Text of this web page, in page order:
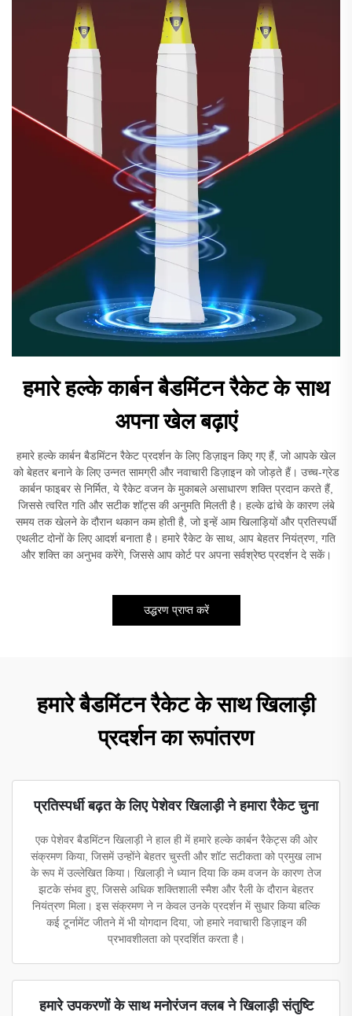
हमारे हल्के कार्बन बैडमिंटन रैकेट के साथ
अपना खेल बढ़ाएं
हमारे हल्के कार्बन बैडमिंटन रैकेट प्रदर्शन के लिए डिज़ाइन किए गए हैं, जो आपके खेल
को बेहतर बनाने के लिए उन्नत सामग्री और नवाचारी डिज़ाइन को जोड़ते हैं। उच्च-ग्रेड
कार्बन फाइबर से निर्मित, ये रैकेट वजन के मुकाबले असाधारण शक्ति प्रदान करते हैं,
जिससे त्वरित गति और सटीक शॉट्स की अनुमति मिलती है। हल्के ढांचे के कारण लंबे
समय तक खेलने के दौरान थकान कम होती है, जो इन्हें आम खिलाड़ियों और प्रतिस्पर्धी
एथलीट दोनों के लिए आदर्श बनाता है। हमारे रैकेट के साथ, आप बेहतर नियंत्रण, गति
और शक्ति का अनुभव करेंगे, जिससे आप कोर्ट पर अपना सर्वश्रेष्ठ प्रदर्शन दे सकें।
उद्धरण प्राप्त करें
हमारे बैडमिंटन रैकेट के साथ खिलाड़ी
प्रदर्शन का रूपांतरण
प्रतिस्पर्धी बढ़त के लिए पेशेवर खिलाड़ी ने हमारा रैकेट चुना
एक पेशेवर बैडमिंटन खिलाड़ी ने हाल ही में हमारे हल्के कार्बन रैकेट्स की ओर
संक्रमण किया, जिसमें उन्होंने बेहतर चुस्ती और शॉट सटीकता को प्रमुख लाभ
के रूप में उल्लेखित किया। खिलाड़ी ने ध्यान दिया कि कम वजन के कारण तेज
झटके संभव हुए, जिससे अधिक शक्तिशाली स्मैश और रैली के दौरान बेहतर
नियंत्रण मिला। इस संक्रमण ने न केवल उनके प्रदर्शन में सुधार किया बल्कि
कई टूर्नामेंट जीतने में भी योगदान दिया, जो हमारे नवाचारी डिज़ाइन की
प्रभावशीलता को प्रदर्शित करता है।
हमारे उपकरणों के साथ मनोरंजन क्लब ने खिलाड़ी संतुष्टि